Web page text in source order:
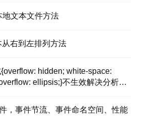
文本文件方法
右到左排列方法
hidden; white-space:
ellipsis;}不生效解决分析与
，事件节流、事件命名空间、性能